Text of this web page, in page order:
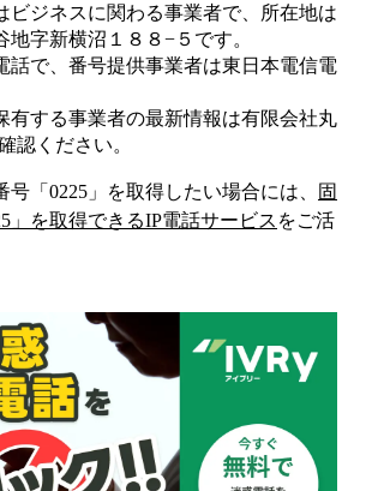
ビジネスに関わる事業者で、所在地は
地字新横沼１８８−５ です。
話で、番号提供事業者は東日本電信電
有する事業者の最新情報は有限会社丸
認ください。
号「 0225 」を取得したい場合には、
固
」を取得できるIP電話サービス をご活